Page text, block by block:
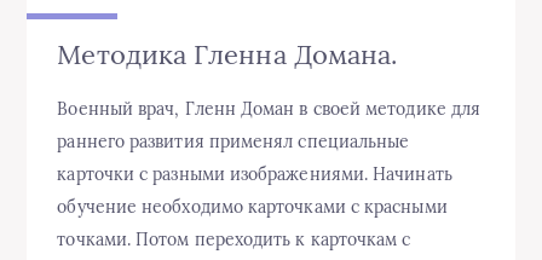
Методика Гленна Домана.
Военный врач, Гленн Доман в своей методике для
раннего развития применял специальные
карточки с разными изображениями. Начинать
обучение необходимо карточками с красными
точками. Потом переходить к карточкам с